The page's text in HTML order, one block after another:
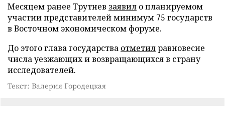
Месяцем ранее Трутнев заявил о планируемом
участии представителей минимум 75 государств
в Восточном экономическом форуме.
До этого глава государства отметилравновесие
числа уезжающих и возвращающихся в страну
исследователей.
Текст: Валерия Городецкая